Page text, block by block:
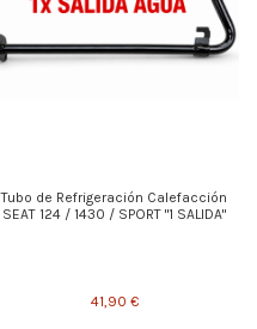
Tubo de Refrigeración Calefacción
SEAT 124 / 1430 / SPORT "1 SALIDA"
41,90 €